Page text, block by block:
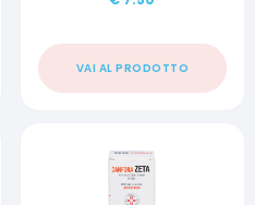
VAI AL PRODOTTO